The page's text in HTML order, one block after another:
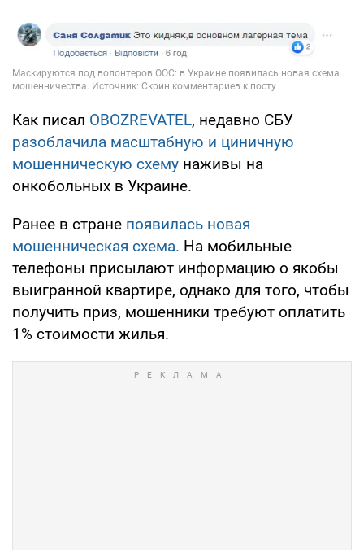
Как писал OBOZREVATEL, недавно СБУ
разоблачила масштабную и циничную
мошенническую схему наживы на
онкобольных в Украине.
Ранее в стране появилась новая
мошенническая схема. На мобильные
телефоны присылают информацию о якобы
выигранной квартире, однако для того, чтобы
получить приз, мошенники требуют оплатить
1% стоимости жилья.